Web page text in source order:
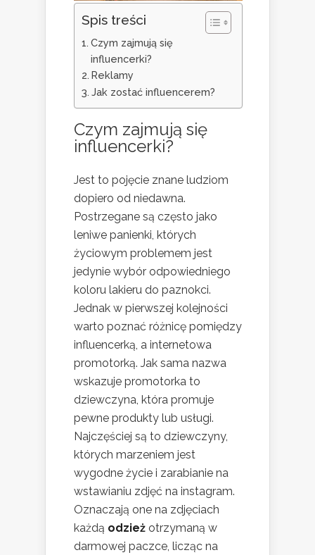
Spis treści
Czym zajmują się
influencerki?
Reklamy
Jak zostać influencerem?
Czym zajmują się
influencerki?
Jest to pojęcie znane ludziom
dopiero od niedawna.
Postrzegane są często jako
leniwe panienki, których
życiowym problemem jest
jedynie wybór odpowiedniego
koloru lakieru do paznokci.
Jednak w pierwszej kolejności
warto poznać różnicę pomiędzy
influencerką, a internetowa
promotorką. Jak sama nazwa
wskazuje promotorka to
dziewczyna, która promuje
pewne produkty lub usługi.
Najczęściej są to dziewczyny,
których marzeniem jest
wygodne życie i zarabianie na
wstawianiu zdjęć na instagram.
Oznaczają one na zdjęciach
każdą odzież otrzymaną w
darmowej paczce, licząc na